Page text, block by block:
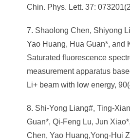
Chin. Phys. Lett. 37:
7. Shaolong Chen, Shiyong
Yao Huang, Hua Guan*, and
Saturated fluorescence
measurement apparatus
Li+ beam with low energy,
8. Shi-Yong Liang#, Ting-
Guan*, Qi-Feng Lu, Jun
Chen, Yao Huang,Yong-Hui